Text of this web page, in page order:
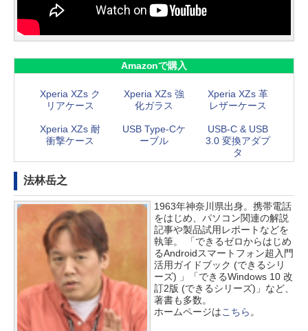
Amazonで購入
Xperia XZs ク
リアケース
Xperia XZs 強
化ガラス
Xperia XZs 革
レザーケース
Xperia XZs 耐
衝撃ケース
USB Type-Cケ
ーブル
USB-C & USB
3.0 変換アダプ
タ
法林岳之
1963年神奈川県出身。携帯電話
をはじめ、パソコン関連の解説
記事や製品試用レポートなどを
執筆。 「できるゼロからはじめ
るAndroidスマートフォン超入門
活用ガイドブック (できるシリ
ーズ) 」「できるWindows 10 改
訂2版 (できるシリーズ)」など、
著書も多数。
ホームページはこちら 。